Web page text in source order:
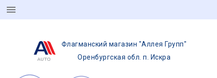
Флагманский магазин "Аллея Групп"
Оренбургская обл. п. Искра